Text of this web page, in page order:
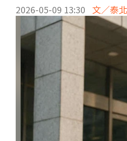
2026-05-09 13:30 文／泰